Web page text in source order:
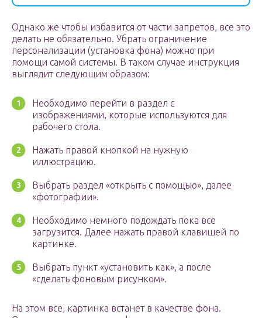
Однако же чтобы избавится от части запретов, все это
делать не обязательно. Убрать ограничение
персонализации (установка фона) можно при
помощи самой системы. В таком случае инструкция
выглядит следующим образом:
Необходимо перейти в раздел с
изображениями, которые используются для
рабочего стола.
Нажать правой кнопкой на нужную
иллюстрацию.
Выбрать раздел «открыть с помощью», далее
«фотографии».
Необходимо немного подождать пока все
загрузится. Далее нажать правой клавишей по
картинке.
Выбрать пункт «установить как», а после
«сделать фоновым рисунком».
На этом все, картинка встанет в качестве фона.